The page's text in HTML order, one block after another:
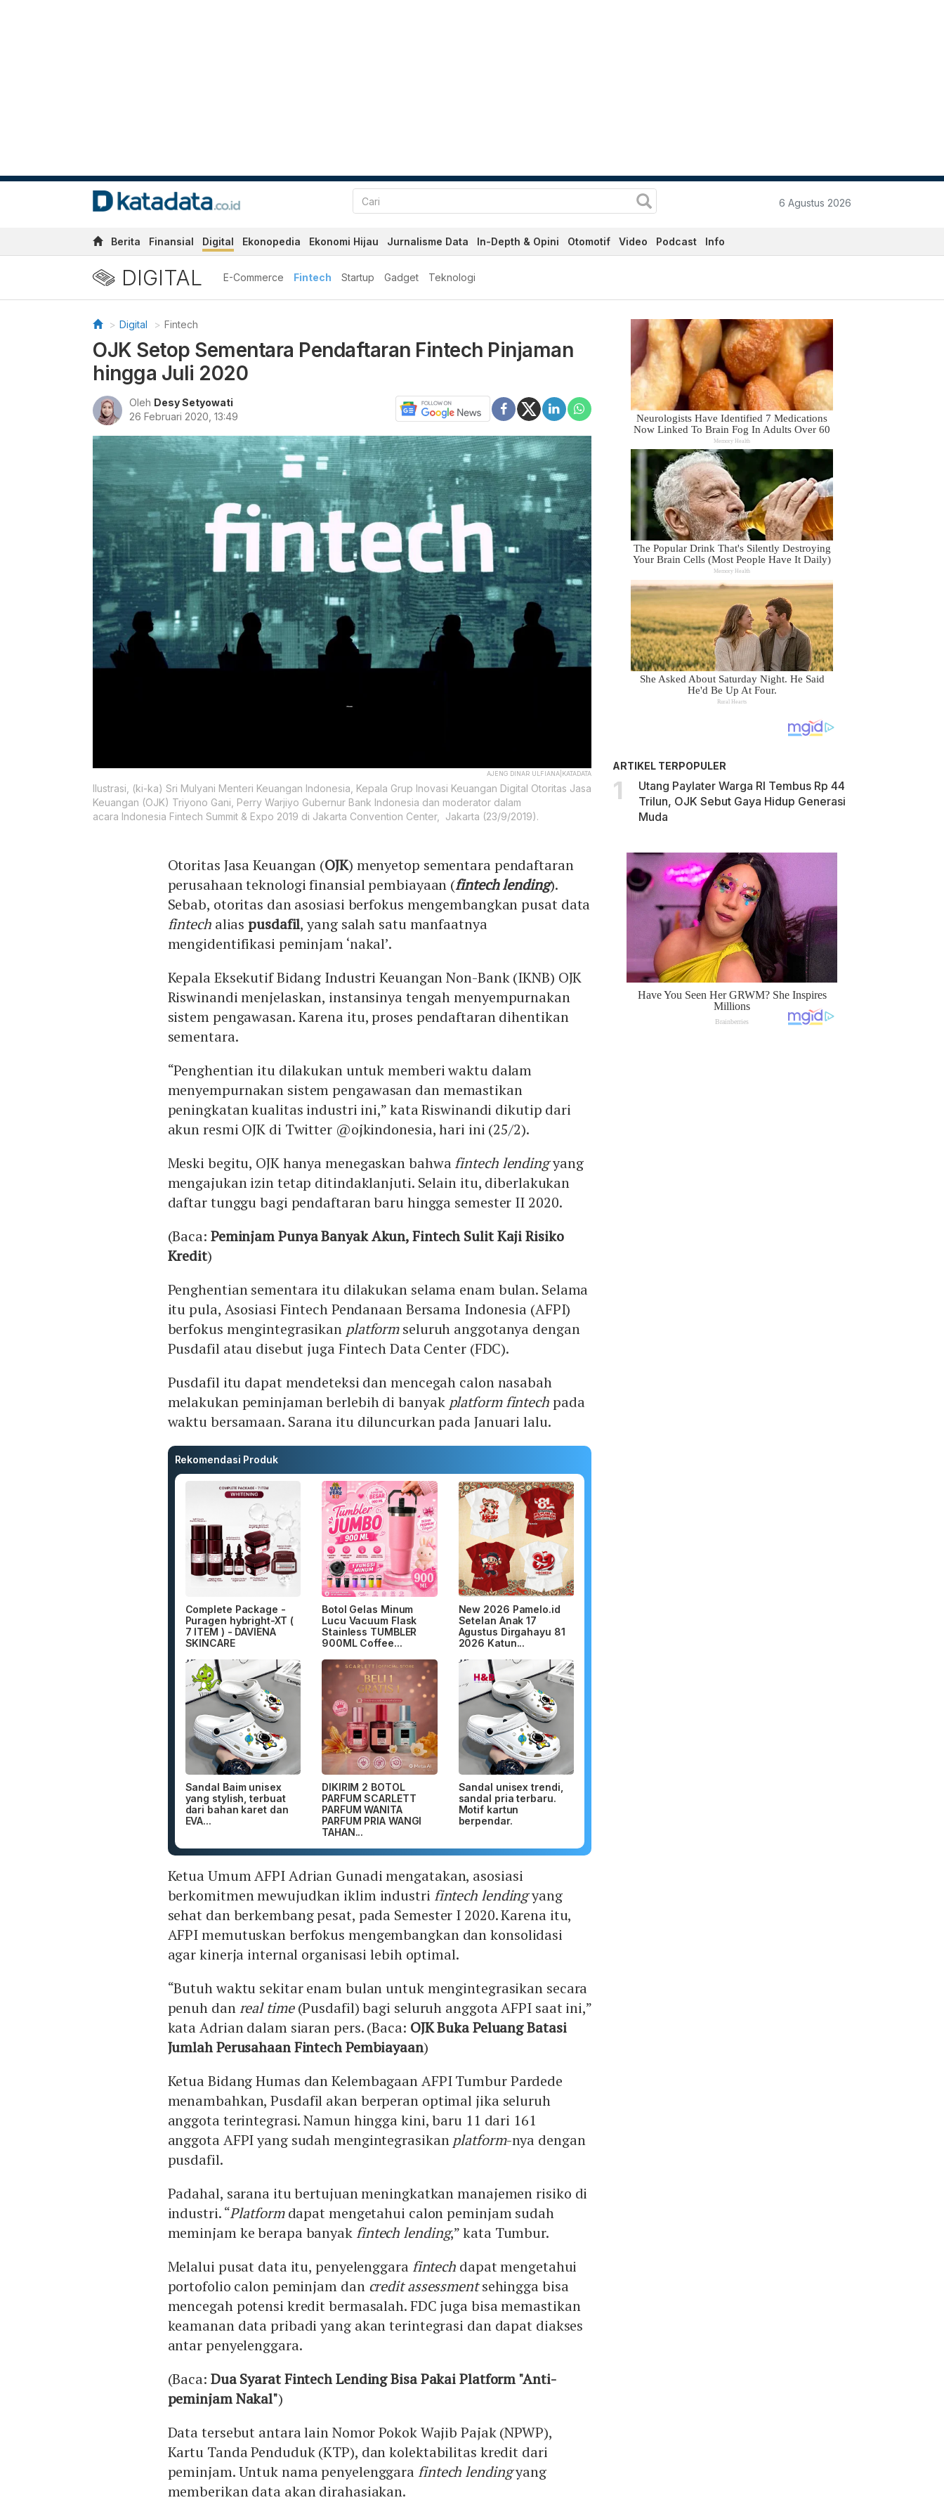
6 Agustus 2026
Berita Finansial Digital Ekonopedia Ekonomi Hijau Jurnalisme Data In-Depth & Opini Otomotif Video Podcast Info
DIGITAL E-Commerce Fintech Startup Gadget Teknologi
Digital Fintech
OJK Setop Sementara Pendaftaran Fintech Pinjaman
hingga Juli 2020
Oleh Desy Setyowati
26 Februari 2020, 13:49
AJENG DINAR ULFIANA|KATADATA
Ilustrasi, (ki-ka) Sri Mulyani Menteri Keuangan Indonesia, Kepala Grup Inovasi Keuangan Digital Otoritas Jasa
Keuangan (OJK) Triyono Gani, Perry Warjiyo Gubernur Bank Indonesia dan moderator dalam
acara Indonesia Fintech Summit & Expo 2019 di Jakarta Convention Center, Jakarta (23/9/2019).
Otoritas Jasa Keuangan (OJK) menyetop sementara pendaftaran
perusahaan teknologi finansial pembiayaan (fintech lending).
Sebab, otoritas dan asosiasi berfokus mengembangkan pusat data
fintechaliaspusdafil, yang salah satu manfaatnya
mengidentifikasi peminjam ‘nakal’.
Kepala Eksekutif Bidang Industri Keuangan Non-Bank (IKNB) OJK
Riswinandi menjelaskan, instansinya tengah menyempurnakan
sistem pengawasan. Karena itu, proses pendaftaran dihentikan
sementara.
“Penghentian itu dilakukan untuk memberi waktu dalam
menyempurnakan sistem pengawasan dan memastikan
peningkatan kualitas industri ini,” kata Riswinandi dikutip dari
akun resmi OJK di Twitter @ojkindonesia, hari ini (25/2).
Meski begitu, OJK hanya menegaskan bahwafintech lendingyang
mengajukan izin tetap ditindaklanjuti. Selain itu, diberlakukan
daftar tunggu bagi pendaftaran baru hingga semester II 2020.
(Baca: Peminjam Punya Banyak Akun, Fintech Sulit Kaji Risiko
Kredit)
Penghentian sementara itu dilakukan selama enam bulan. Selama
itu pula, Asosiasi Fintech Pendanaan Bersama Indonesia (AFPI)
berfokus mengintegrasikan platformseluruh anggotanya dengan
Pusdafil atau disebut juga Fintech Data Center (FDC).
Pusdafil itu dapat mendeteksi dan mencegah calon nasabah
melakukan peminjaman berlebih di banyak platform fintechpada
waktu bersamaan. Sarana itu diluncurkan pada Januari lalu.
Rekomendasi Produk
Complete Package -
Puragen hybright-XT (
7 ITEM ) - DAVIENA
SKINCARE
Botol Gelas Minum
Lucu Vacuum Flask
Stainless TUMBLER
900ML Coffee...
New 2026 Pamelo.id
Setelan Anak 17
Agustus Dirgahayu 81
2026 Katun...
Sandal Baim unisex
yang stylish, terbuat
dari bahan karet dan
EVA...
DIKIRIM 2 BOTOL
PARFUM SCARLETT
PARFUM WANITA
PARFUM PRIA WANGI
TAHAN...
Sandal unisex trendi,
sandal pria terbaru.
Motif kartun
berpendar.
Ketua Umum AFPI Adrian Gunadi mengatakan, asosiasi
berkomitmen mewujudkan iklim industri fintech lendingyang
sehat dan berkembang pesat, pada Semester I 2020. Karena itu,
AFPI memutuskan berfokus mengembangkan dan konsolidasi
agar kinerja internal organisasi lebih optimal.
“Butuh waktu sekitar enam bulan untuk mengintegrasikan secara
penuh danreal time(Pusdafil) bagi seluruh anggota AFPI saat ini,”
kata Adrian dalam siaran pers. (Baca: OJK Buka Peluang Batasi
Jumlah Perusahaan Fintech Pembiayaan)
Ketua Bidang Humas dan Kelembagaan AFPI Tumbur Pardede
menambahkan, Pusdafil akan berperan optimal jika seluruh
anggota terintegrasi. Namun hingga kini, baru 11 dari 161
anggota AFPI yang sudah mengintegrasikan platform-nya dengan
pusdafil.
Padahal, sarana itu bertujuan meningkatkan manajemen risiko di
industri. “Platformdapat mengetahui calon peminjam sudah
meminjam ke berapa banyak fintech lending,” kata Tumbur.
Melalui pusat data itu, penyelenggara fintech dapat mengetahui
portofolio calon peminjam dan credit assessmentsehingga bisa
mencegah potensi kredit bermasalah. FDC juga bisa memastikan
keamanan data pribadi yang akan terintegrasi dan dapat diakses
antar penyelenggara.
(Baca: Dua Syarat Fintech Lending Bisa Pakai Platform "Anti-
peminjam Nakal")
Data tersebut antara lain Nomor Pokok Wajib Pajak (NPWP),
Kartu Tanda Penduduk (KTP), dan kolektabilitas kredit dari
peminjam. Untuk nama penyelenggara fintech lendingyang
memberikan data akan dirahasiakan.
ARTIKEL TERPOPULER
Utang Paylater Warga RI Tembus Rp 44
Trilun, OJK Sebut Gaya Hidup Generasi
Muda